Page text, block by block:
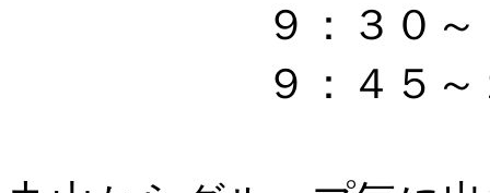
９：３０～ ９
９：４５～１１